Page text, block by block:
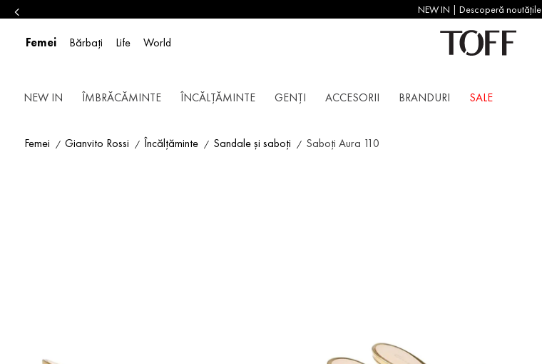
NEW IN | Descoperă noutățile
Femei Bărbați Life World
NEW IN ÎMBRĂCĂMINTE ÎNCĂLȚĂMINTE GENȚI ACCESORII BRANDURI SALE
Femei Gianvito Rossi Încălțăminte Sandale și saboți Saboți Aura 110